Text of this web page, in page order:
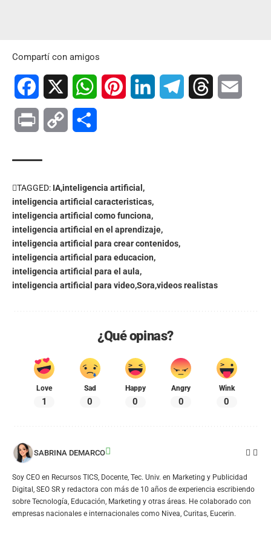
Compartí con amigos
Facebook WhatsAppPinterest LinkedIn TelegramThreads
Print Copy
TAGGED: IAinteligencia artificial
inteligencia artificial caracteristicas
inteligencia artificial como funciona
inteligencia artificial en el aprendizaje
inteligencia artificial para crear contenidos
inteligencia artificial para educacion
inteligencia artificial para el aula
inteligencia artificial para videoSora videos realistas
¿Qué opinas?
Love
1
Sad
0
Happy
0
Angry
0
Wink
0
SABRINA DEMARCO
Soy CEO en Recursos TICS, Docente, Tec. Univ. en Marketing y Publicidad
Digital, SEO SR y redactora con más de 10 años de experiencia escribiendo
sobre Tecnología, Educación, Marketing y otras áreas. He colaborado con
empresas nacionales e internacionales como Nivea, Curitas, Eucerin.